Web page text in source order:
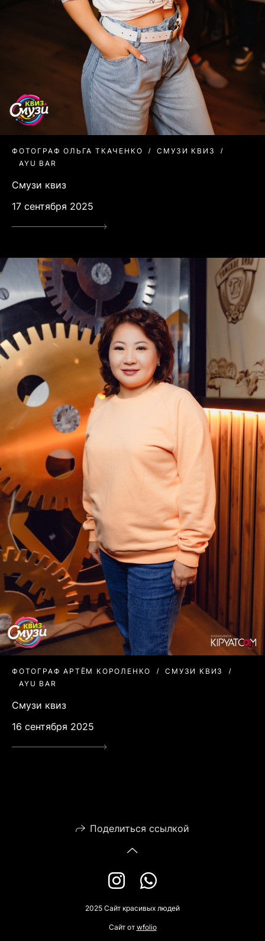
ФОТОГРАФ ОЛЬГА ТКАЧЕНКО
СМУЗИ КВИЗ
AYU BAR
Смузи квиз
17 сентября 2025
ФОТОГРАФ АРТЁМ КОРОЛЕНКО
СМУЗИ КВИЗ
AYU BAR
Смузи квиз
16 сентября 2025
Поделиться ссылкой
2025 Сайт красивых людей
Сайт от wfolio